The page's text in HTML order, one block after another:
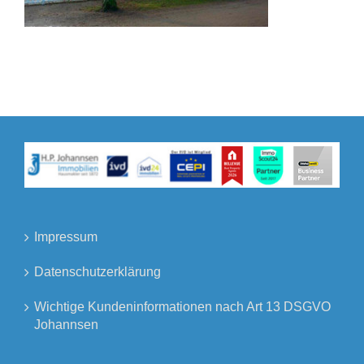
Impressum
Datenschutzerklärung
Wichtige Kundeninformationen nach Art 13 DSGVO
Johannsen